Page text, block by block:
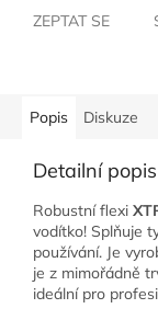
ZEPTAT SE
Popis Diskuze
Detailní
Robustní flexi
vodítko! Splňuje
používání. Je
je z mimořádně
ideální pro